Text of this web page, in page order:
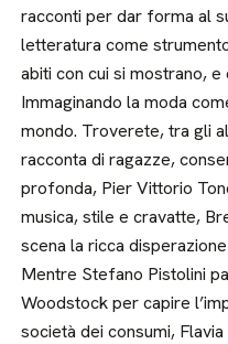
racconti per dar forma al
letteratura come
abiti con cui si mostrano,
Immaginando la moda
mondo. Troverete, tra gli
racconta di ragazze,
profonda, Pier Vittorio
musica, stile e cravatte,
scena la ricca
Mentre Stefano Pistolini
Woodstock per capire
società dei consumi,